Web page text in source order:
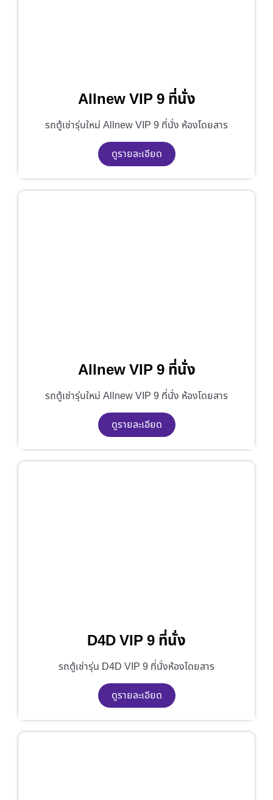
Allnew VIP 9 ที่นั่ง
รถตู้เช่ารุ่นใหม่ Allnew VIP 9 ที่นั่ง ห้องโดยสาร
ดูรายละเอียด
Allnew VIP 9 ที่นั่ง
รถตู้เช่ารุ่นใหม่ Allnew VIP 9 ที่นั่ง ห้องโดยสาร
ดูรายละเอียด
D4D VIP 9 ที่นั่ง
รถตู้เช่ารุ่น D4D VIP 9 ที่นั่งห้องโดยสาร
ดูรายละเอียด